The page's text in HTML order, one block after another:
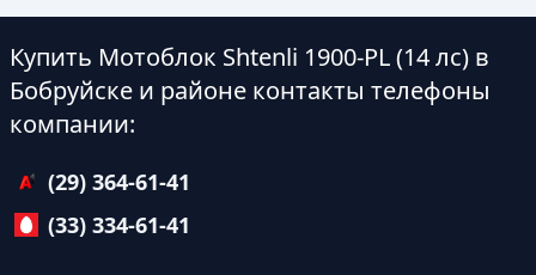
Купить Мотоблок Shtenli 1900-PL (14 лс) в
Бобруйске и районе контакты телефоны
компании:
(29) 364-61-41
(33) 334-61-41